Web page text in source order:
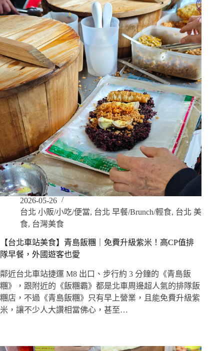
2026-05-26
台北 小販/小吃/便當, 台北 早餐/Brunch/輕食, 台北 美
食, 台灣美食
【台北車站美食】青島飯糰｜免費升級紫米！高CP值排
隊早餐，外國遊客也愛
鄰近台北車站捷運 M8 出口、步行約 3 分鐘的《青島飯
糰》，跟附近的《飯糰霸》都是北車周邊超人氣的排隊飯
糰店，不過《青島飯糰》只有早上營業，且能免費升級紫
米，讓不少人大讚相當佛心，甚至…